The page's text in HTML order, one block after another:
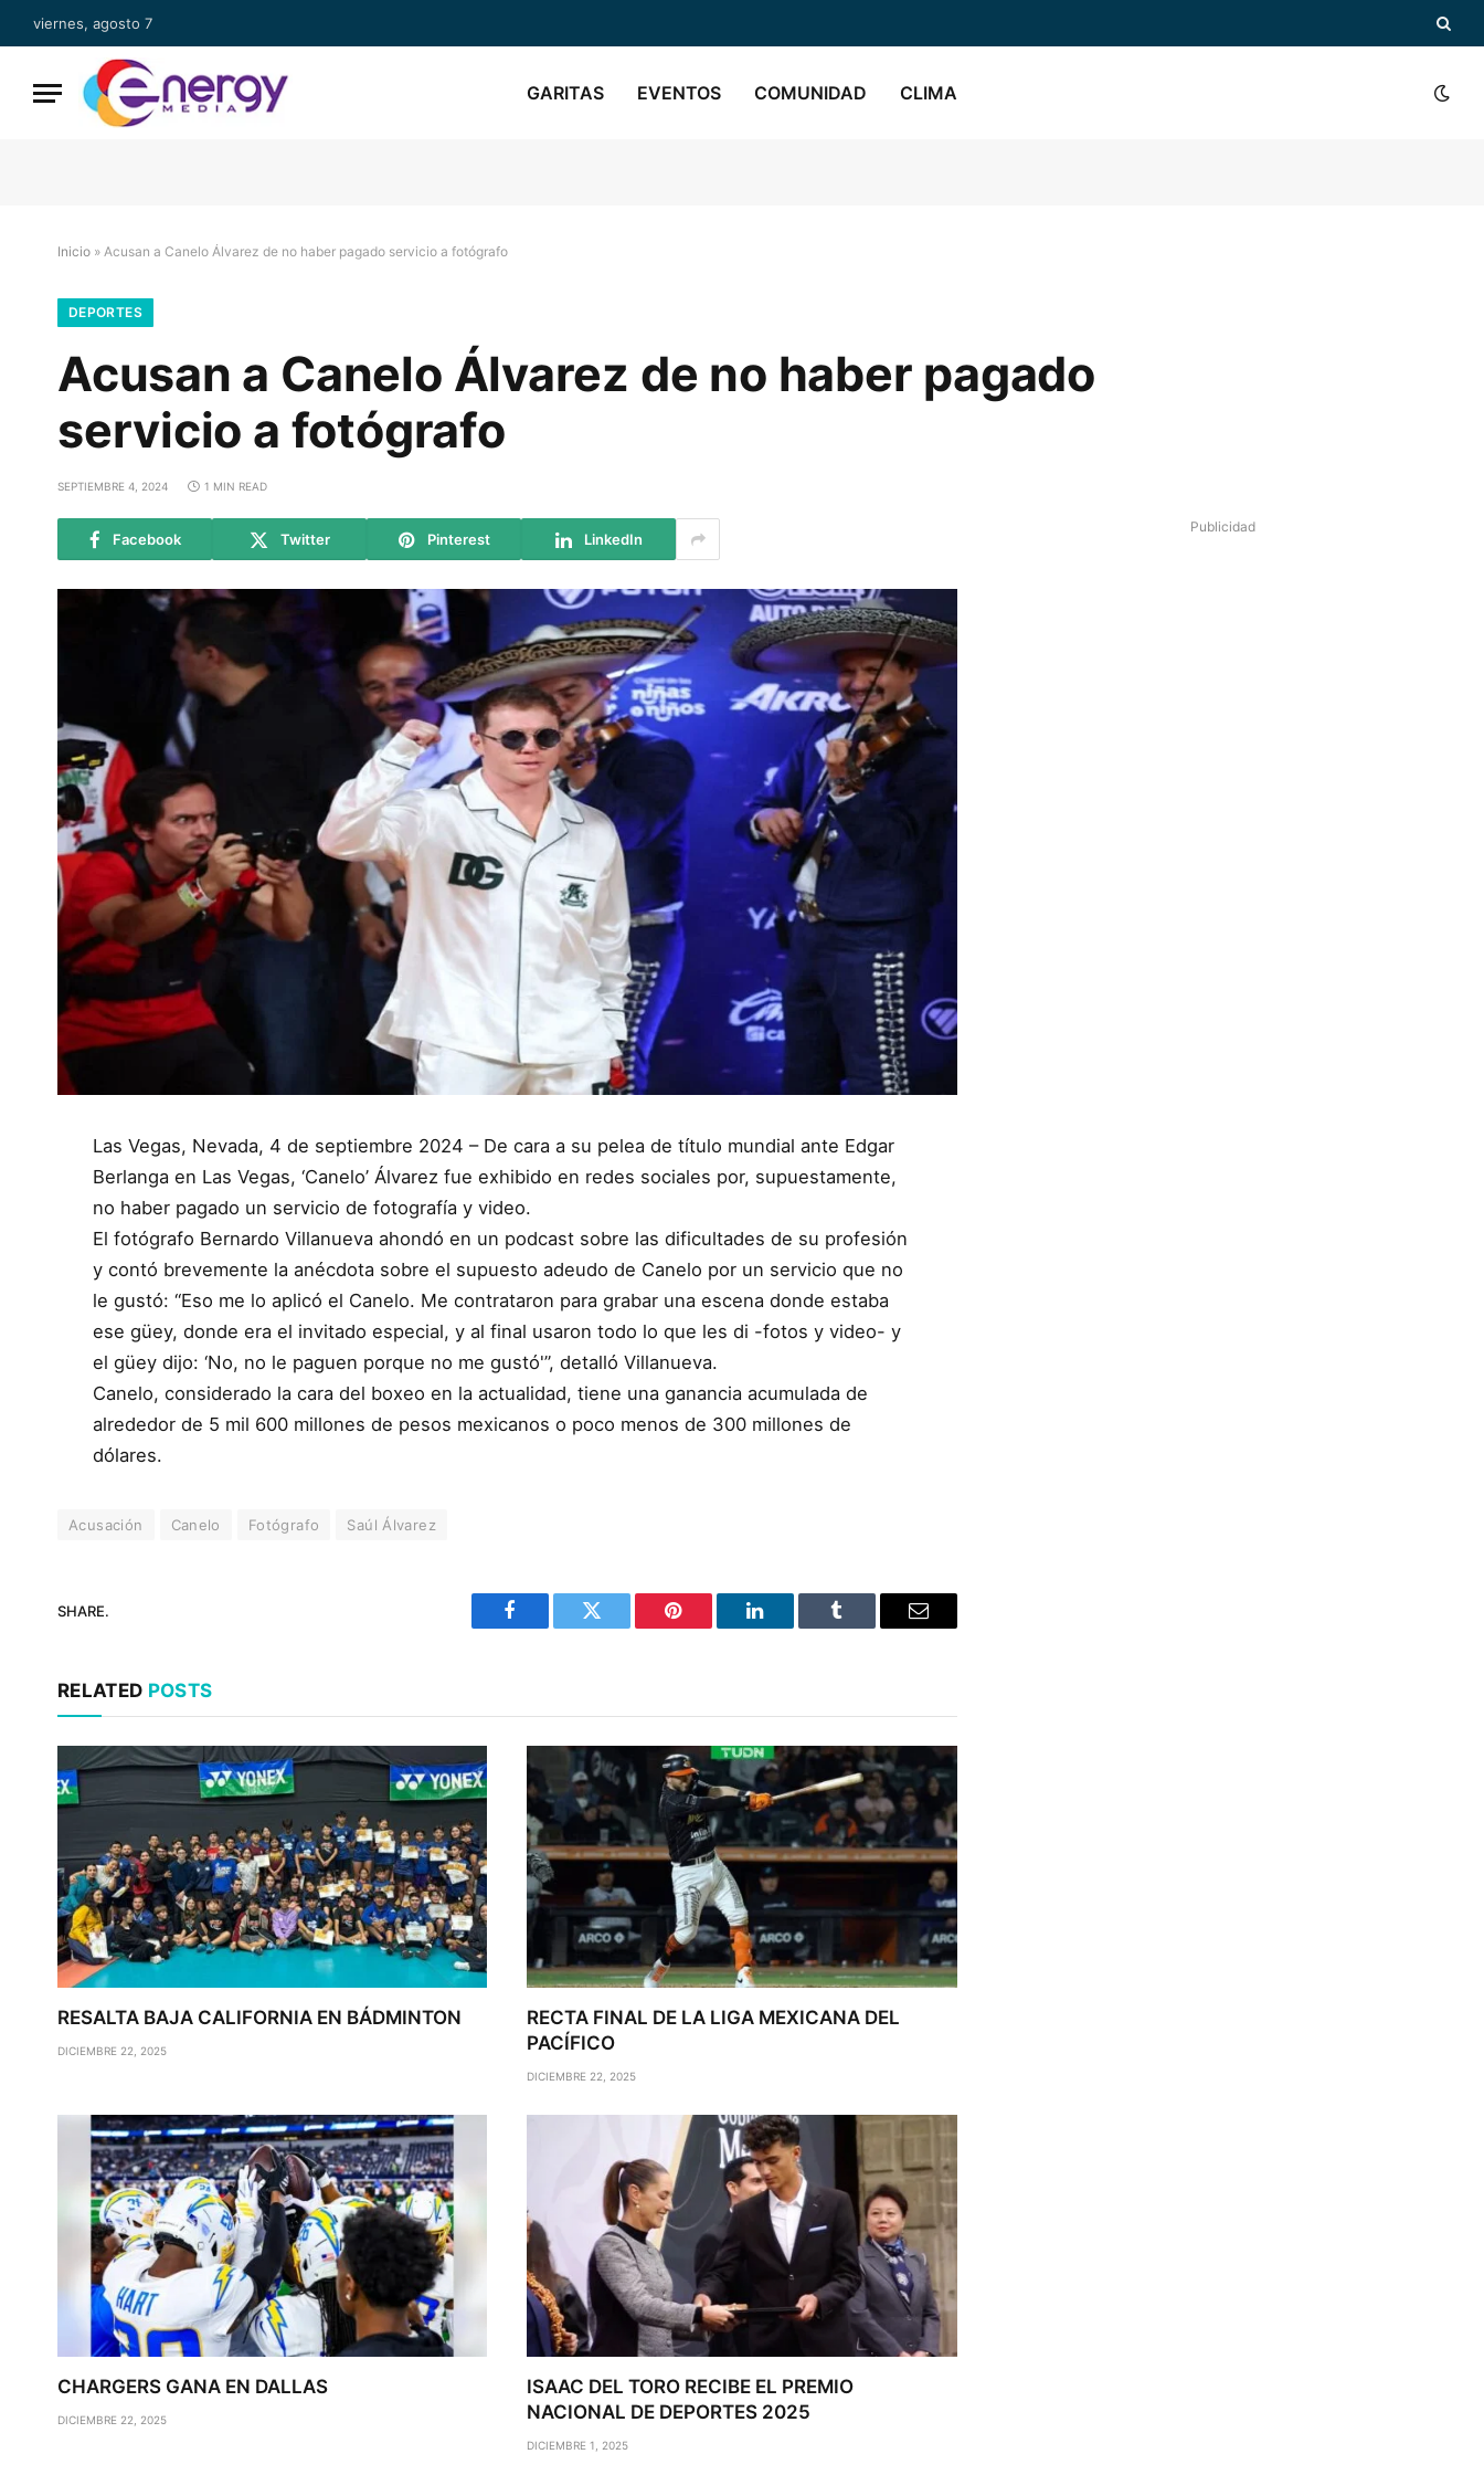
viernes, agosto 7
GARITAS EVENTOS COMUNIDAD CLIMA
Inicio » Acusan a Canelo Álvarez de no haber pagado servicio a fotógrafo
DEPORTES
Acusan a Canelo Álvarez de no haber pagado
servicio a fotógrafo
SEPTIEMBRE 4, 2024 1 MIN READ
Facebook Twitter Pinterest LinkedIn
Las Vegas, Nevada, 4 de septiembre 2024 – De cara a su pelea de título mundial ante Edgar
Berlanga en Las Vegas, ‘Canelo’ Álvarez fue exhibido en redes sociales por, supuestamente,
no haber pagado un servicio de fotografía y video.
El fotógrafo Bernardo Villanueva ahondó en un podcast sobre las dificultades de su profesión
y contó brevemente la anécdota sobre el supuesto adeudo de Canelo por un servicio que no
le gustó: “Eso me lo aplicó el Canelo. Me contrataron para grabar una escena donde estaba
ese güey, donde era el invitado especial, y al final usaron todo lo que les di -fotos y video- y
el güey dijo: ‘No, no le paguen porque no me gustó'”, detalló Villanueva.
Canelo, considerado la cara del boxeo en la actualidad, tiene una ganancia acumulada de
alrededor de 5 mil 600 millones de pesos mexicanos o poco menos de 300 millones de
dólares.
Acusación Canelo Fotógrafo Saúl Álvarez
SHARE.
Facebook Twitter Pinterest LinkedIn Tumblr Email
RELATED POSTS
RESALTA BAJA CALIFORNIA EN BÁDMINTON
DICIEMBRE 22, 2025
RECTA FINAL DE LA LIGA MEXICANA DEL
PACÍFICO
DICIEMBRE 22, 2025
CHARGERS GANA EN DALLAS
DICIEMBRE 22, 2025
ISAAC DEL TORO RECIBE EL PREMIO
NACIONAL DE DEPORTES 2025
DICIEMBRE 1, 2025
Publicidad